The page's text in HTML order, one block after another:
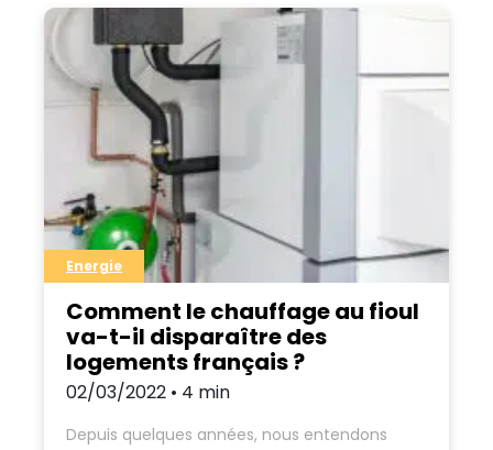
Comment le chauffage au fioul
va-t-il disparaître des
logements français ?
Energie
02/03/2022 • 4 min
Depuis quelques années, nous entendons